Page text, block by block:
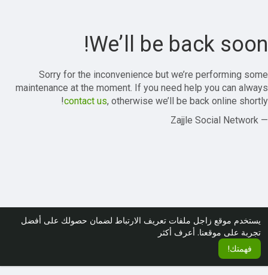
يستخدم موقع زاجل ملفات تعريف الارتباط لضمان حصولك على أفضل
تجربة على موقعنا. أعرف أكثر
فهمتك!
We’ll be back soon!
Sorry for the inconvenience but we’re performing some
maintenance at the moment. If you need help you can always
contact us, otherwise we’ll be back online shortly!
— Zajjle Social Network